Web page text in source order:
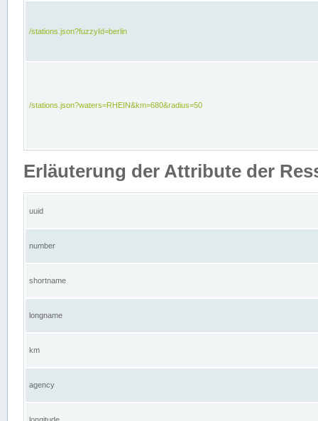
/stations.json?fuzzyId=berlin
/stations.json?waters=RHEIN&km=680&radius=50
Erläuterung der Attribute der
uuid
number
shortname
longname
km
agency